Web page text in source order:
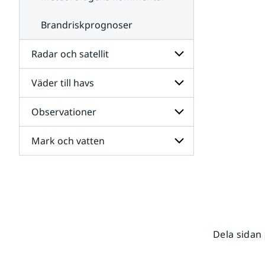
Brandriskprognoser
Radar och satellit
Undersidor
för
Radar
och
satellit
Väder till havs
Undersidor
för
Väder
till
havs
Observationer
Undersidor
för
Mark och vatten
Dela sidan